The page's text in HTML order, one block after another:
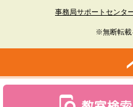
事務局サポートセンタ
※無断転載